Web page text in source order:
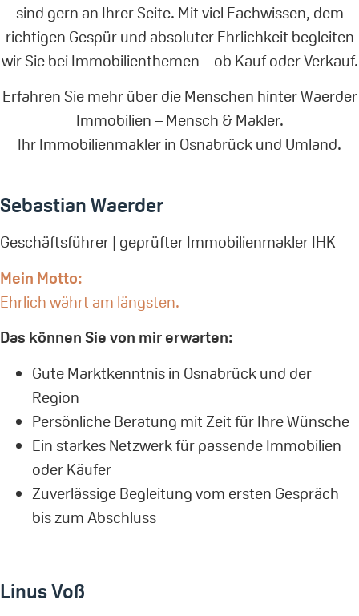
sind gern an Ihrer Seite. Mit viel Fachwissen, dem
richtigen Gespür und absoluter Ehrlichkeit begleiten
wir Sie bei Immobilienthemen – ob Kauf oder Verkauf.
Erfahren Sie mehr über die Menschen hinter Waerder
Immobilien – Mensch & Makler.
Ihr Immobilienmakler in Osnabrück und Umland.
Sebastian Waerder
Geschäftsführer | geprüfter Immobilienmakler IHK
Mein Motto:
Ehrlich währt am längsten.
Das können Sie von mir erwarten:
Gute Marktkenntnis in Osnabrück und der
Region
Persönliche Beratung mit Zeit für Ihre Wünsche
Ein starkes Netzwerk für passende Immobilien
oder Käufer
Zuverlässige Begleitung vom ersten Gespräch
bis zum Abschluss
Linus Voß